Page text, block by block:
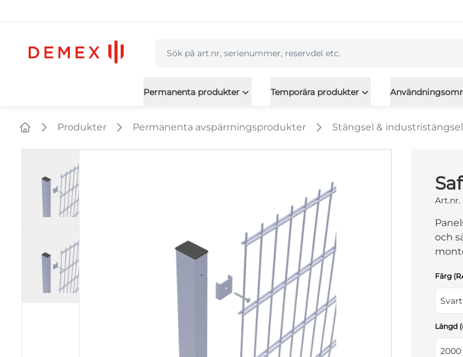
Permanenta produkter Temporära produkter
Produkter Permanenta avspärrningsprodukter Stängsel & industristängsel
Art.nr.
och
Färg
Längd
2000